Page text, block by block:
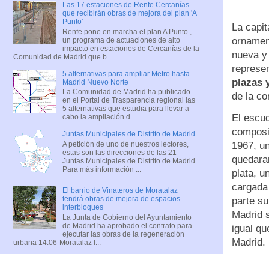
La
nueva
plazas
de la
El
1967,
plata,
parte
Madrid
igual
Madrid.
Las 17 estaciones de Renfe Cercanías
que recibirán obras de mejora del plan 'A
Punto'
Renfe pone en marcha el plan A Punto ,
un programa de actuaciones de alto
impacto en estaciones de Cercanías de la
Comunidad de Madrid que b...
5 alternativas para ampliar Metro hasta
Madrid Nuevo Norte
La Comunidad de Madrid ha publicado
en el Portal de Trasparencia regional las
5 alternativas que estudia para llevar a
cabo la ampliación d...
Juntas Municipales de Distrito de Madrid
A petición de uno de nuestros lectores,
estas son las direcciones de las 21
Juntas Municipales de Distrito de Madrid .
Para más información ...
El barrio de Vinateros de Moratalaz
tendrá obras de mejora de espacios
interbloques
La Junta de Gobierno del Ayuntamiento
de Madrid ha aprobado el contrato para
ejecutar las obras de la regeneración
urbana 14.06-Moratalaz I...